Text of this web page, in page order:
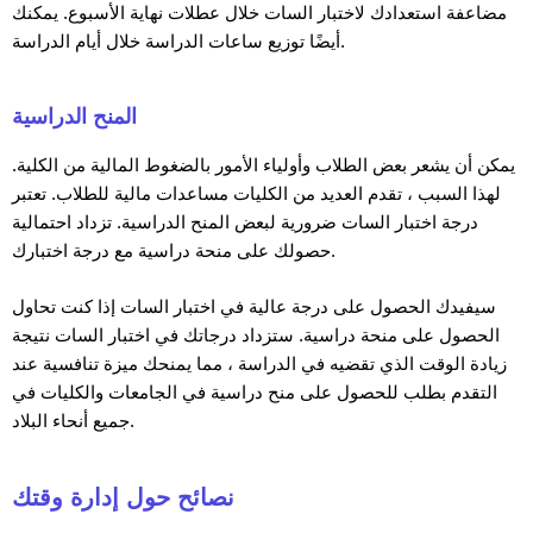
مضاعفة استعدادك لاختبار السات خلال عطلات نهاية الأسبوع. يمكنك
أيضًا توزيع ساعات الدراسة خلال أيام الدراسة.
المنح الدراسية
يمكن أن يشعر بعض الطلاب وأولياء الأمور بالضغوط المالية من الكلية.
لهذا السبب ، تقدم العديد من الكليات مساعدات مالية للطلاب. تعتبر
درجة اختبار السات ضرورية لبعض المنح الدراسية. تزداد احتمالية
حصولك على منحة دراسية مع درجة اختبارك.
سيفيدك الحصول على درجة عالية في اختبار السات إذا كنت تحاول
الحصول على منحة دراسية. ستزداد درجاتك في اختبار السات نتيجة
زيادة الوقت الذي تقضيه في الدراسة ، مما يمنحك ميزة تنافسية عند
التقدم بطلب للحصول على منح دراسية في الجامعات والكليات في
جميع أنحاء البلاد.
نصائح حول إدارة وقتك